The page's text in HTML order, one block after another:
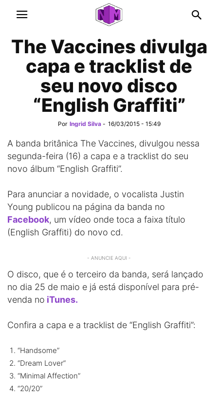
The Vaccines divulga
capa e tracklist de
seu novo disco
“English Graffiti”
Por Ingrid Silva - 16/03/2015 - 15:49
A banda britânica The Vaccines, divulgou nessa
segunda-feira (16) a capa e a tracklist do seu
novo álbum “English Graffiti”.
Para anunciar a novidade, o vocalista Justin
Young publicou na página da banda no
Facebook, um vídeo onde toca a faixa título
(English Graffiti) do novo cd.
- ANUNCIE AQUI -
O disco, que é o terceiro da banda, será lançado
no dia 25 de maio e já está disponível para pré-
venda no iTunes.
Confira a capa e a tracklist de “English Graffiti”:
“Handsome”
“Dream Lover”
“Minimal Affection”
“20/20”